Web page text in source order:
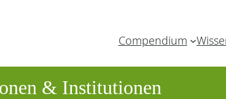
Compendium
& Institutionen